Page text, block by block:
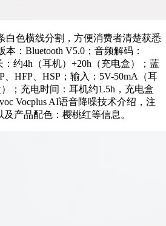
白色横线分割，方便消费者清楚获悉
：Bluetooth V5.0；音频解码：
约4h（耳机）+20h（充电盒）；蓝
、HFP、HSP；输入：5V-50mA（耳
；充电时间：耳机约1.5h，充电盒
Vocplus AI语音降噪技术介绍，注
产品配色：樱桃红等信息。